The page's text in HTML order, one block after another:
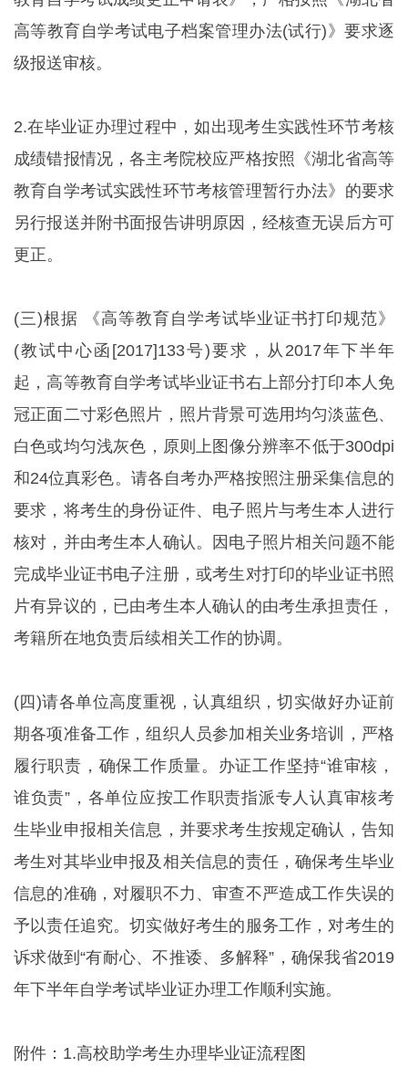
高等教育自学考试电子档案管理办法(试行)》要求逐
级报送审核。
2.在毕业证办理过程中，如出现考生实践性环节考核
成绩错报情况，各主考院校应严格按照《湖北省高等
教育自学考试实践性环节考核管理暂行办法》的要求
另行报送并附书面报告讲明原因，经核查无误后方可
更正。
(三)根据 《高等教育自学考试毕业证书打印规范》
(教试中心函[2017]133号)要求，从2017年下半年
起，高等教育自学考试毕业证书右上部分打印本人免
冠正面二寸彩色照片，照片背景可选用均匀淡蓝色、
白色或均匀浅灰色，原则上图像分辨率不低于300dpi
和24位真彩色。请各自考办严格按照注册采集信息的
要求，将考生的身份证件、电子照片与考生本人进行
核对，并由考生本人确认。因电子照片相关问题不能
完成毕业证书电子注册，或考生对打印的毕业证书照
片有异议的，已由考生本人确认的由考生承担责任，
考籍所在地负责后续相关工作的协调。
(四)请各单位高度重视，认真组织，切实做好办证前
期各项准备工作，组织人员参加相关业务培训，严格
履行职责，确保工作质量。办证工作坚持“谁审核，
谁负责”，各单位应按工作职责指派专人认真审核考
生毕业申报相关信息，并要求考生按规定确认，告知
考生对其毕业申报及相关信息的责任，确保考生毕业
信息的准确，对履职不力、审查不严造成工作失误的
予以责任追究。切实做好考生的服务工作，对考生的
诉求做到“有耐心、不推诿、多解释”，确保我省2019
年下半年自学考试毕业证办理工作顺利实施。
附件：1.高校助学考生办理毕业证流程图